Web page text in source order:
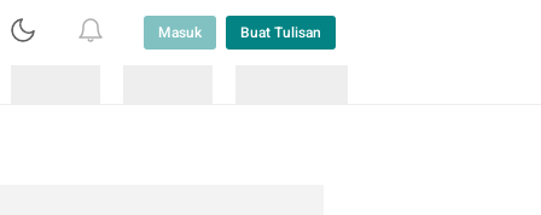
Masuk Buat Tulisan